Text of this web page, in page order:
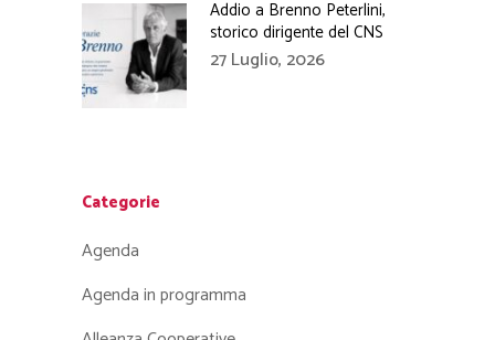
Addio a Brenno Peterlini,
storico dirigente del CNS
27 Luglio, 2026
Categorie
Agenda
Agenda in programma